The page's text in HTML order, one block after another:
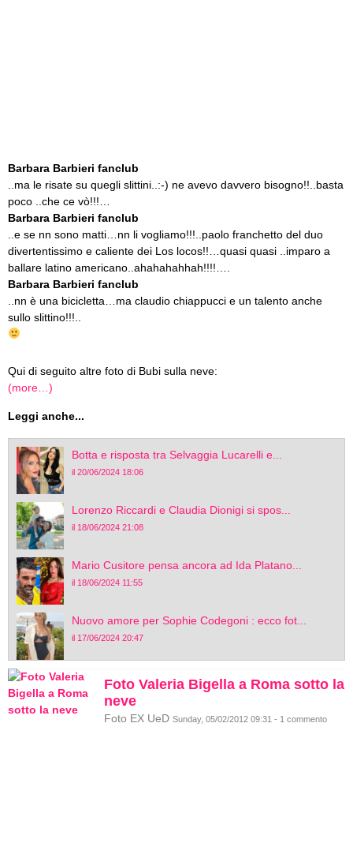
Barbara Barbieri fanclub
..ma le risate su quegli slittini..:-) ne avevo davvero bisogno!!..basta
poco ..che ce vò!!!…
Barbara Barbieri fanclub
..e se nn sono matti…nn li vogliamo!!!..paolo franchetto del duo
divertentissimo e caliente dei Los locos!!…quasi quasi ..imparo a
ballare latino americano..ahahahahhah!!!!….
Barbara Barbieri fanclub
..nn è una bicicletta…ma claudio chiappucci e un talento anche
sullo slittino!!!..
Qui di seguito altre foto di Bubi sulla neve:
(more…)
Leggi anche...
Botta e risposta tra Selvaggia Lucarelli e...
il 20/06/2024 18:06
Lorenzo Riccardi e Claudia Dionigi si spos...
il 18/06/2024 21:08
Mario Cusitore pensa ancora ad Ida Platano...
il 18/06/2024 11:55
Nuovo amore per Sophie Codegoni : ecco fot...
il 17/06/2024 20:47
Foto Valeria Bigella a Roma sotto la
neve
Foto EX UeD Sunday, 05/02/2012 09:31 - 1 commento